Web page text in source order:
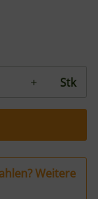
Stk
Weitere